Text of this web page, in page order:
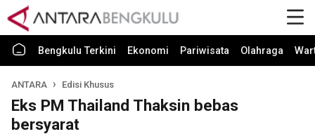
Bengkulu Terkini Ekonomi Pariwisata Olahraga
ANTARA Edisi Khusus
Eks PM Thailand Thaksin bebas
bersyarat